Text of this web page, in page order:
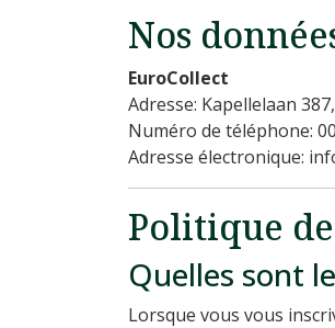
Nos
EuroCollect
Adresse: Kapellelaan
Numéro de téléphone:
Adresse électronique:
Politique
Quelles sont
Lorsque vous vous